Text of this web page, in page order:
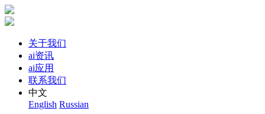
关于我们
ai资讯
ai应用
联系我们
中文
English Russian